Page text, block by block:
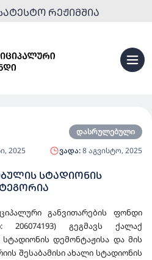
ᲠᲔᲟᲘᲛᲨᲘᲐ
დასრულებული
2025 ვადა:8 აგვისტო, 2025
ᲡᲢᲐᲓᲘᲝᲜᲘᲡ
განვითარების ფონდი
206074193) გეგმავს ქალაქ
დემონტაჟისა და მის
შესაბამისი ახალი სტადიონის